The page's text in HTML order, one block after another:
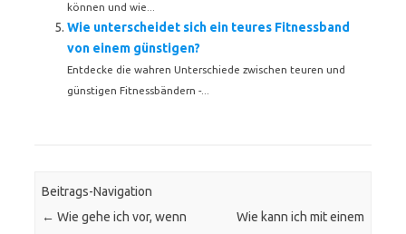
können und wie...
Wie unterscheidet sich ein teures Fitnessband
von einem günstigen?
Entdecke die wahren Unterschiede zwischen teuren und
günstigen Fitnessbändern -...
Beitrags-Navigation
← Wie gehe ich vor, wenn
Wie kann ich mit einem